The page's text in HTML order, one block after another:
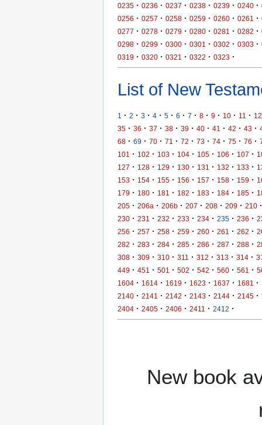
0235 · 0236 · 0237 · 0238 · 0239 · 0240 ·
0256 · 0257 · 0258 · 0259 · 0260 · 0261 ·
0277 · 0278 · 0279 · 0280 · 0281 · 0282 ·
0298 · 0299 · 0300 · 0301 · 0302 · 0303 ·
0319 · 0320 · 0321 · 0322 · 0323 ·
List of New
1 · 2 · 3 · 4 · 5 · 6 · 7 · 8 · 9 · 10 · 11 · 12
35 · 36 · 37 · 38 · 39 · 40 · 41 · 42 · 43 ·
68 · 69 · 70 · 71 · 72 · 73 · 74 · 75 · 76 ·
101
· 102 · 103 · 104 · 105 · 106 · 107 ·
127 · 128 · 129 · 130 · 131 · 132 · 133 ·
153 · 154 · 155 · 156 · 157 · 158 · 159 ·
179 · 180 · 181 · 182 · 183 · 184 · 185 ·
205 · 206a · 206b · 207 · 208 · 209 · 210 ·
230 · 231 · 232 · 233 · 234 · 235 · 236 ·
256 · 257 · 258 · 259 · 260 · 261 · 262 ·
282 · 283 · 284 · 285 · 286 · 287 · 288 ·
308 · 309 · 310 · 311 · 312 · 313 · 314 ·
449 · 451 · 501 · 502 · 542 · 560 · 561 ·
1604 · 1614 · 1619 · 1623 · 1637 · 1681 ·
2140 · 2141 · 2142 · 2143 · 2144 · 2145 ·
2404 · 2405 · 2406 · 2411 · 2412 ·
New book